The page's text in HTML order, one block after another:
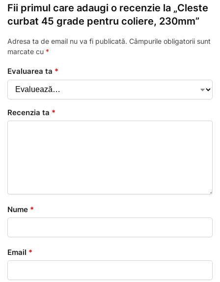
Fii primul care adaugi o recenzie la „Cleste
curbat 45 grade pentru coliere, 230mm”
Adresa ta de email nu va fi publicată. Câmpurile obligatorii sunt
marcate cu *
Evaluarea ta *
Recenzia ta *
Nume *
Email *